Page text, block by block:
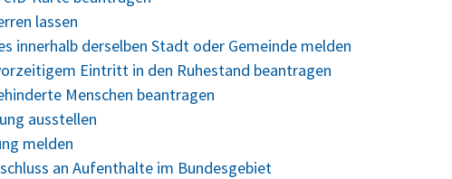
lassen
innerhalb derselben Stadt oder Gemeinde melden
Eintritt in den Ruhestand beantragen
Menschen beantragen
ausstellen
melden
an Aufenthalte im Bundesgebiet